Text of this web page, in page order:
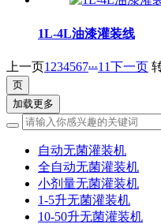
1L-4L油漆灌装线
上一页1 234567...11下一页
加载更多
自动无菌灌装机
全自动无菌灌装机
小剂量无菌灌装机
1-5升无菌灌装机
10-50升无菌灌装机